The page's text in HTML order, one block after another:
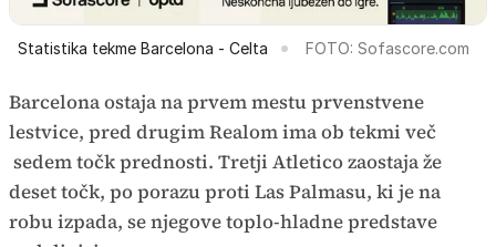
Statistika tekme Barcelona - Celta FOTO: Sofascore.com
Barcelona ostaja na prvem mestu prvenstvene
lestvice, pred drugim Realom ima ob tekmi več
sedem točk prednosti. Tretji Atletico zaostaja že
deset točk, po porazu proti Las Palmasu, ki je na
robu izpada, se njegove toplo-hladne predstave